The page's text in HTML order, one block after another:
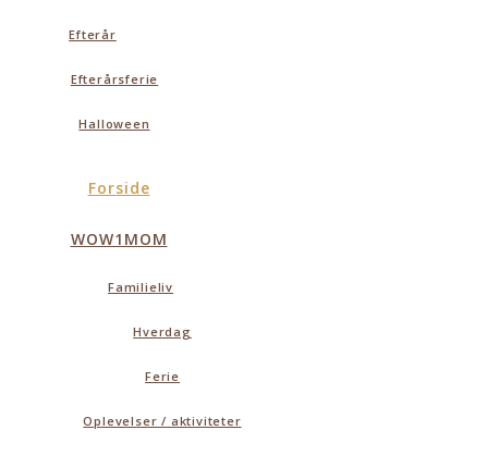
Efterår
Efterårsferie
Halloween
Forside
WOW1MOM
Familieliv
Hverdag
Ferie
Oplevelser / aktiviteter